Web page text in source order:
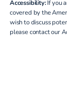
Accessibility:If you
covered by the
wish to discuss
please contact our